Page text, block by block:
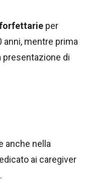
per
anni, mentre prima
presentazione di
anche nella
ai caregiver